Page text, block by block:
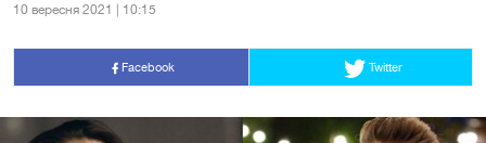
10 вересня 2021 | 10:15
Facebook Twitter